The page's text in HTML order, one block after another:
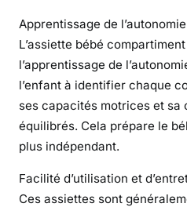
Apprentissage de
L’assiette bébé
l’apprentissage de
l’enfant à identifier chaque
ses capacités motrices et sa
équilibrés. Cela prépare le
plus indépendant.
Facilité d’utilisation et
Ces assiettes sont